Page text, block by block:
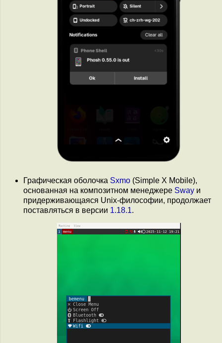
Графическая оболочка Sxmo (Simple X Mobile),
основанная на композитном менеджере Sway и
придерживающаяся Unix-философии, продолжает
поставляться в версии 1.18.1.